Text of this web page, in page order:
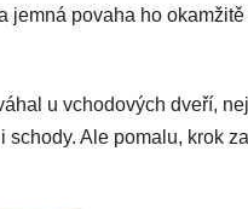
povaha ho
u vchodových dveří,
Ale pomalu, krok